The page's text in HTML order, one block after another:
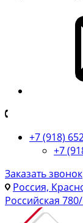
+7 (918)
+7
Заказать звонок
Россия,
Российская